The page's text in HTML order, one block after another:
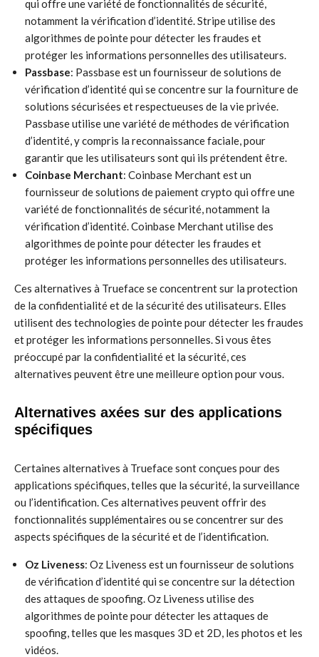
qui offre une variété de fonctionnalités de sécurité,
notamment la vérification d’identité. Stripe utilise des
algorithmes de pointe pour détecter les fraudes et
protéger les informations personnelles des utilisateurs.
Passbase: Passbase est un fournisseur de solutions de
vérification d’identité qui se concentre sur la fourniture de
solutions sécurisées et respectueuses de la vie privée.
Passbase utilise une variété de méthodes de vérification
d’identité, y compris la reconnaissance faciale, pour
garantir que les utilisateurs sont qui ils prétendent être.
Coinbase Merchant: Coinbase Merchant est un
fournisseur de solutions de paiement crypto qui offre une
variété de fonctionnalités de sécurité, notamment la
vérification d’identité. Coinbase Merchant utilise des
algorithmes de pointe pour détecter les fraudes et
protéger les informations personnelles des utilisateurs.
Ces alternatives à Trueface se concentrent sur la protection
de la confidentialité et de la sécurité des utilisateurs. Elles
utilisent des technologies de pointe pour détecter les fraudes
et protéger les informations personnelles. Si vous êtes
préoccupé par la confidentialité et la sécurité, ces
alternatives peuvent être une meilleure option pour vous.
Alternatives axées sur des applications
spécifiques
Certaines alternatives à Trueface sont conçues pour des
applications spécifiques, telles que la sécurité, la surveillance
ou l’identification. Ces alternatives peuvent offrir des
fonctionnalités supplémentaires ou se concentrer sur des
aspects spécifiques de la sécurité et de l’identification.
Oz Liveness: Oz Liveness est un fournisseur de solutions
de vérification d’identité qui se concentre sur la détection
des attaques de spoofing. Oz Liveness utilise des
algorithmes de pointe pour détecter les attaques de
spoofing, telles que les masques 3D et 2D, les photos et les
vidéos.